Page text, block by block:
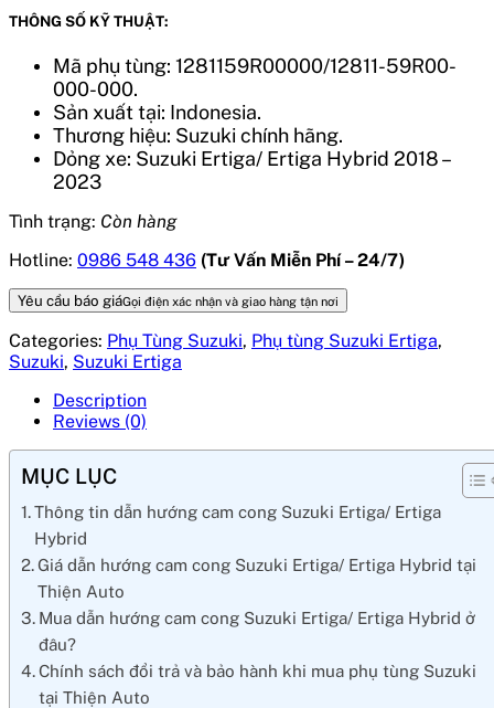
THÔNG SỐ KỸ THUẬT:
Mã phụ tùng: 1281159R00000/12811-59R00-
000-000.
Sản xuất tại: Indonesia.
Thương hiệu: Suzuki chính hãng.
Dỏng xe: Suzuki Ertiga/ Ertiga Hybrid 2018 –
2023
Tình trạng: Còn hàng
Hotline: 0986 548 436 (Tư Vấn Miễn Phí – 24/7)
Yêu cầu báo giáGọi điện xác nhận và giao hàng tận nơi
Categories: Phụ Tùng Suzuki, Phụ tùng Suzuki Ertiga,
Suzuki, Suzuki Ertiga
Description
Reviews (0)
MỤC LỤC
Thông tin dẫn hướng cam cong Suzuki Ertiga/ Ertiga
Hybrid
Giá dẫn hướng cam cong Suzuki Ertiga/ Ertiga Hybrid tại
Thiện Auto
Mua dẫn hướng cam cong Suzuki Ertiga/ Ertiga Hybrid ở
đâu?
Chính sách đổi trả và bảo hành khi mua phụ tùng Suzuki
tại Thiện Auto